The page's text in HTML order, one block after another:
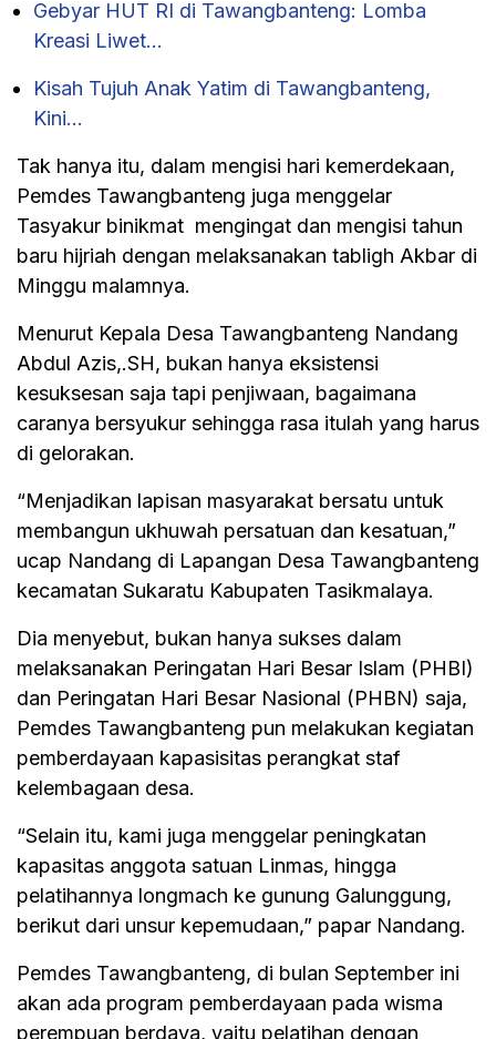
Gebyar HUT RI di Tawangbanteng: Lomba
Kreasi Liwet…
Kisah Tujuh Anak Yatim di Tawangbanteng,
Kini…
Tak hanya itu, dalam mengisi hari kemerdekaan,
Pemdes Tawangbanteng juga menggelar
Tasyakur binikmat mengingat dan mengisi tahun
baru hijriah dengan melaksanakan tabligh Akbar di
Minggu malamnya.
Menurut Kepala Desa Tawangbanteng Nandang
Abdul Azis,.SH, bukan hanya eksistensi
kesuksesan saja tapi penjiwaan, bagaimana
caranya bersyukur sehingga rasa itulah yang harus
di gelorakan.
“Menjadikan lapisan masyarakat bersatu untuk
membangun ukhuwah persatuan dan kesatuan,”
ucap Nandang di Lapangan Desa Tawangbanteng
kecamatan Sukaratu Kabupaten Tasikmalaya.
Dia menyebut, bukan hanya sukses dalam
melaksanakan Peringatan Hari Besar Islam (PHBI)
dan Peringatan Hari Besar Nasional (PHBN) saja,
Pemdes Tawangbanteng pun melakukan kegiatan
pemberdayaan kapasisitas perangkat staf
kelembagaan desa.
“Selain itu, kami juga menggelar peningkatan
kapasitas anggota satuan Linmas, hingga
pelatihannya longmach ke gunung Galunggung,
berikut dari unsur kepemudaan,” papar Nandang.
Pemdes Tawangbanteng, di bulan September ini
akan ada program pemberdayaan pada wisma
perempuan berdaya, yaitu pelatihan dengan